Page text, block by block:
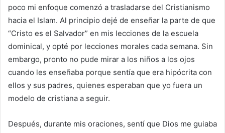
poco mi enfoque comenzó a trasladarse del Cristianismo
hacia el Islam. Al principio dejé de enseñar la parte de que
“Cristo es el Salvador” en mis lecciones de la escuela
dominical, y opté por lecciones morales cada semana. Sin
embargo, pronto no pude mirar a los niños a los ojos
cuando les enseñaba porque sentía que era hipócrita con
ellos y sus padres, quienes esperaban que yo fuera un
modelo de cristiana a seguir.
Después, durante mis oraciones, sentí que Dios me guiaba